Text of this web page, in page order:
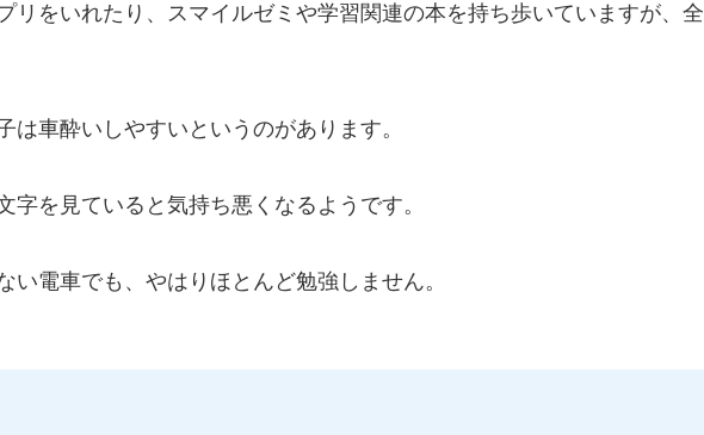
リをいれたり、スマイルゼミや学習関連の本を持ち歩いていますが、全
は車酔いしやすいというのがあります。
字を見ていると気持ち悪くなるようです。
い電車でも、やはりほとんど勉強しません。